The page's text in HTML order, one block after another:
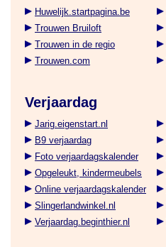
Huwelijk.startpagina.be
Trouwen Bruiloft
Trouwen in de regio
Trouwen.com
Verjaardag
Jarig.eigenstart.nl
B9 verjaardag
Foto verjaardagskalender
Opgeleukt, kindermeubels
Online verjaardagskalender
Slingerlandwinkel.nl
Verjaardag.beginthier.nl